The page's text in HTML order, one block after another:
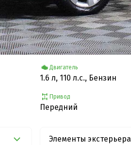
Двигатель
1.6 л, 110 л.с., Бензин
Привод
Передний
Элементы экстерьера